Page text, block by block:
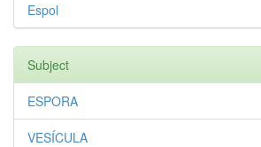
Espol
Subject
ESPORA
VESÍCULA